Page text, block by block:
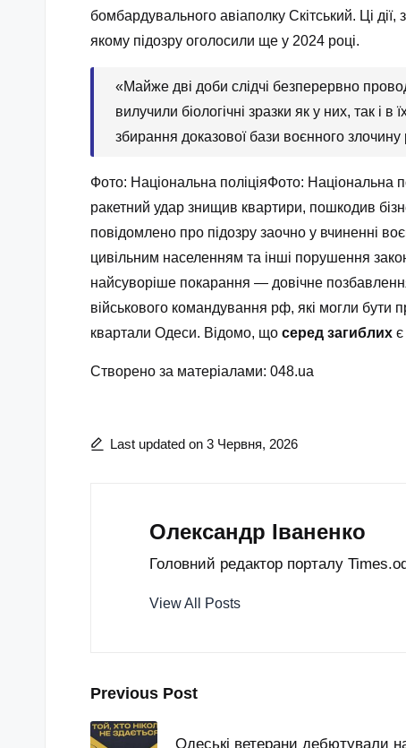
бомбардувального авіаполку Скітський. Ці
якому підозру оголосили ще у 2024 році.
«Майже дві доби слідчі безперервно
вилучили біологічні зразки як у них, так і
збирання доказової бази воєнного
Фото: Національна поліціяФото: Національна
ракетний удар знищив квартири, пошкодив
повідомлено про підозру заочно у вчиненні
цивільним населенням та інші порушення
найсуворіше покарання — довічне
військового командування рф, які могли бути
квартали Одеси. Відомо, що серед загиблих є
Створено за матеріалами: 048.ua
Last updated on 3 Червня, 2026
Олександр Іваненко
Головний редактор порталу
View All Posts
Post
navigation
Previous Post
Одеські ветерани дебютували